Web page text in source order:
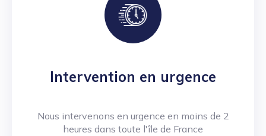
Intervention en urgence
Nous intervenons en urgence en moins de 2
heures dans toute l'île de France